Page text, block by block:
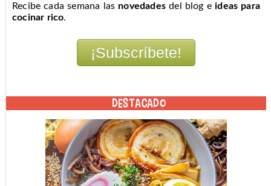
Recibe cada semana las novedades del blog eideas para
cocinar rico.
DESTACADO